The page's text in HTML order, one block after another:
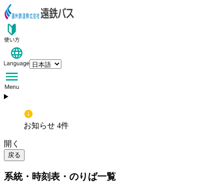
お知らせ 4件
開く
戻る
系統・時刻表・のりば一覧